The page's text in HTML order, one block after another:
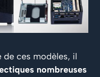
de ces modèles, il
nombreuses